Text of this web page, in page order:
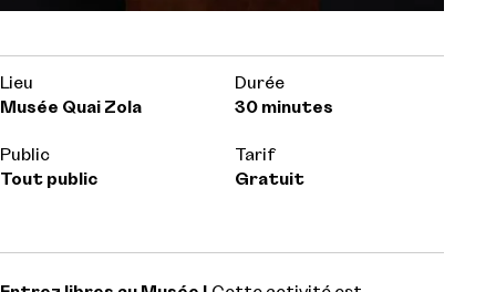
Lieu
Musée Quai Zola
Durée
30 minutes
Public
Tout public
Tarif
Gratuit